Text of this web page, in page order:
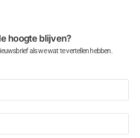
hoogte blijven?
als we wat te vertellen hebben.